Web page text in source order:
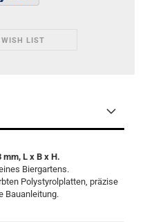
LIST
mm, L x B x H.
Biergartens.
Polystyrolplatten, präzise
Bauanleitung.